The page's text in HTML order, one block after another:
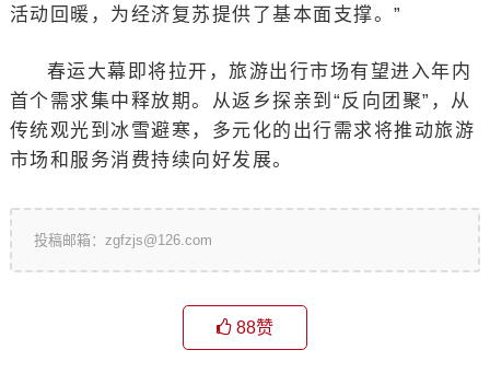
活动回暖，为经济复苏提供了基本面支撑。”
春运大幕即将拉开，旅游出行市场有望进入年内
首个需求集中释放期。从返乡探亲到“反向团聚”，从
传统观光到冰雪避寒，多元化的出行需求将推动旅游
市场和服务消费持续向好发展。
投稿邮箱：zgfzjs@126.com
88赞